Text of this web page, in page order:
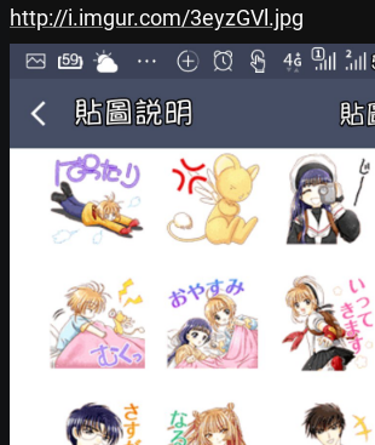
http://i.imgur.com/3eyzGVl.jpg